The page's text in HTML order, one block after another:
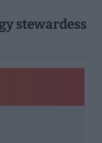
stewardess